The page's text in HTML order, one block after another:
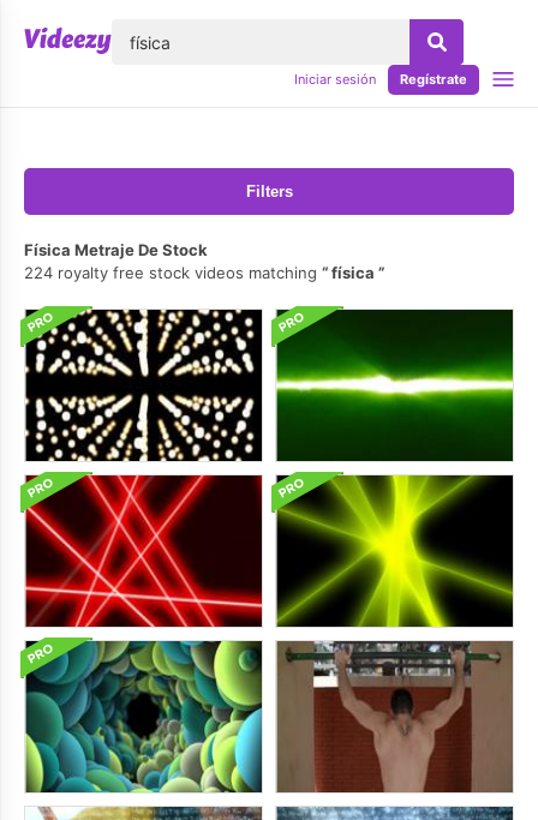
Iniciar sesión Regístrate
Filters
Física Metraje De Stock
224 royalty free stock videos matching
física